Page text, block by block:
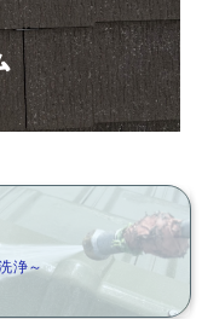
浄～